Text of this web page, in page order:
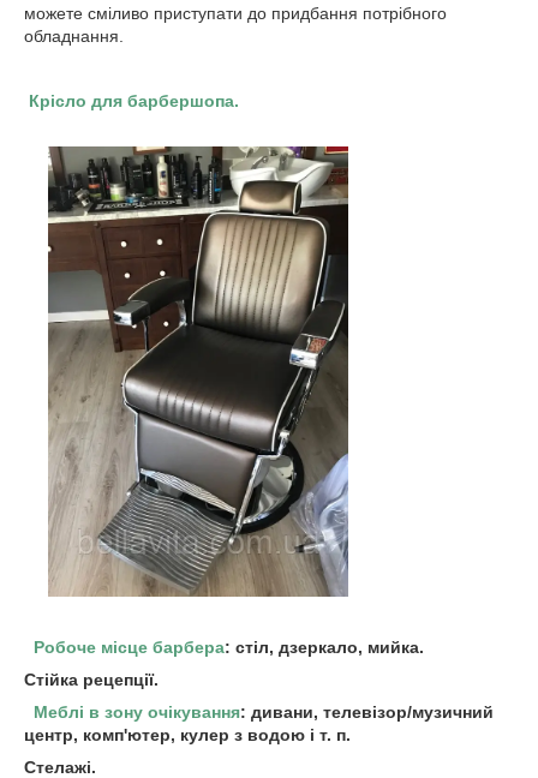
можете сміливо приступати до придбання потрібного
обладнання.
Крісло для барбершопа.
Робоче місце барбера: стіл, дзеркало, мийка.
Стійка рецепції.
Меблі в зону очікування: дивани, телевізор/музичний
центр, комп'ютер, кулер з водою і т. п.
Стелажі.